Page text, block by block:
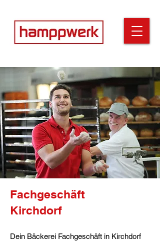
Fachgeschäft
Kirchdorf
Dein Bäckerei Fachgeschäft in Kirchdorf